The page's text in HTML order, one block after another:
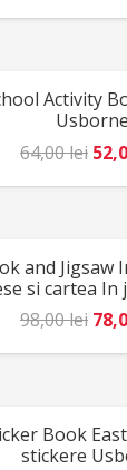
Activity
Usborne
64,00lei
and Jigsaw
si cartea
98,00lei
Book
stickere